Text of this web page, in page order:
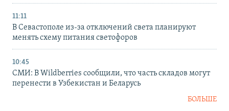
11:11
В Севастополе из-за отключений света планируют
менять схему питания светофоров
10:45
СМИ: В Wildberries сообщили, что часть складов могут
перенести в Узбекистан и Беларусь
БОЛЬШЕ